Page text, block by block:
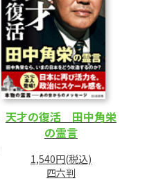
天才の復活 田中角栄
の霊言
1,540円(税込)
四六判